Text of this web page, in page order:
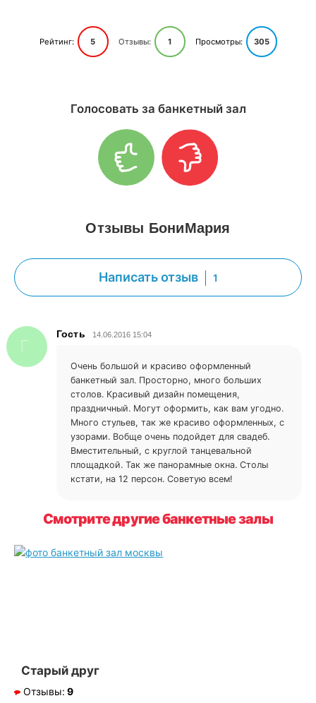
Рейтинг: 5 Отзывы: 1 Просмотры: 305
Голосовать за банкетный зал
Отзывы БониМария
Написать отзыв 1
Гость 14.06.2016 15:04
Очень большой и красиво оформленный
банкетный зал. Просторно, много больших
столов. Красивый дизайн помещения,
праздничный. Могут оформить, как вам угодно.
Много стульев, так же красиво оформленных, с
узорами. Вобще очень подойдет для свадеб.
Вместительный, с круглой танцевальной
площадкой. Так же панорамные окна. Столы
кстати, на 12 персон. Советую всем!
Смотрите другие банкетные залы
Старый друг
Отзывы: 9